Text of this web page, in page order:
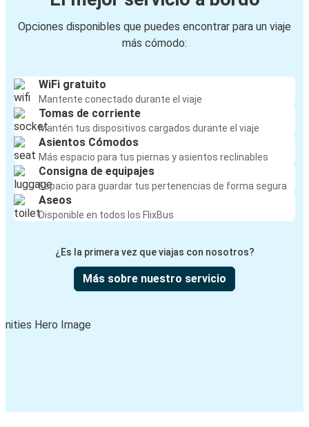
Opciones disponibles que puedes encontrar para un viaje
más cómodo:
WiFi gratuito
Mantente conectado durante el viaje
Tomas de corriente
Mantén tus dispositivos cargados durante el viaje
Asientos Cómodos
Más espacio para tus piernas y asientos reclinables
Consigna de equipajes
Espacio para guardar tus pertenencias de forma segura
Aseos
Disponible en todos los FlixBus
¿Es la primera vez que viajas con nosotros?
Más sobre nuestro servicio